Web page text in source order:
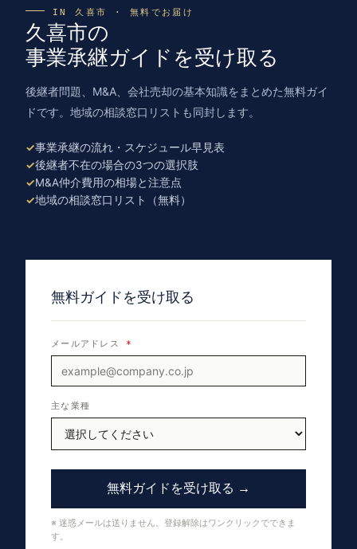
IN 久喜市 · 無料でお届け
久喜市の
事業承継ガイドを受け取る
後継者問題、M&A、会社売却の基本知識をまとめた無料ガイ
ドです。地域の相談窓口リストも同封します。
事業承継の流れ・スケジュール早見表
後継者不在の場合の3つの選択肢
M&A仲介費用の相場と注意点
地域の相談窓口リスト（無料）
無料ガイドを受け取る
メールアドレス *
主な業種
無料ガイドを受け取る →
※ 迷惑メールは送りません。登録解除はワンクリックでできま
す。